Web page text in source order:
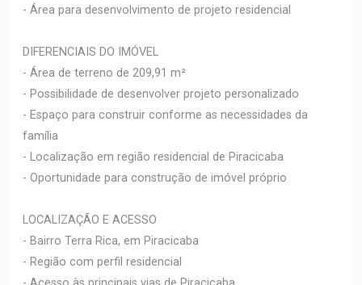
- Área para desenvolvimento de projeto residencial
DIFERENCIAIS DO IMÓVEL
- Área de terreno de 209,91 m²
- Possibilidade de desenvolver projeto personalizado
- Espaço para construir conforme as necessidades da
família
- Localização em região residencial de Piracicaba
- Oportunidade para construção de imóvel próprio
LOCALIZAÇÃO E ACESSO
- Bairro Terra Rica, em Piracicaba
- Região com perfil residencial